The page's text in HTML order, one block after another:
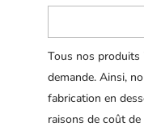
Tous nos produits
demande. Ainsi,
fabrication en
raisons de coût